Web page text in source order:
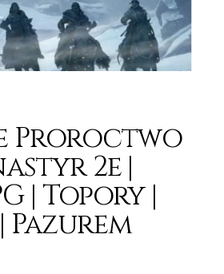
Proroctwo
2e |
| Topory |
| Pazurem